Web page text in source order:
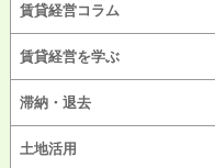
賃貸経営コラム
賃貸経営を学ぶ
滞納・退去
土地活用